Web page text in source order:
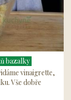
bazalky
vinaigrette,
Vše dobře